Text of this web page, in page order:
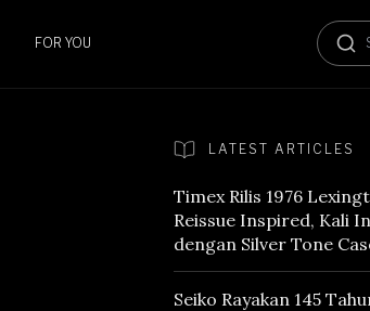
FOR YOU
LATEST ARTICLES
Timex Rilis 1976
Reissue Inspired, Kali
dengan Silver Tone
Seiko Rayakan 145